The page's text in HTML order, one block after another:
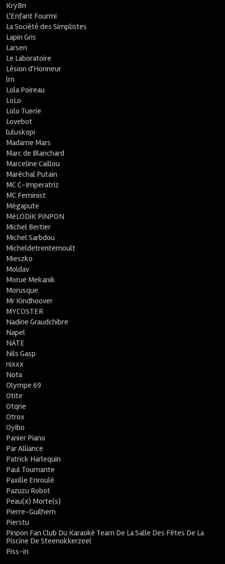
KryBn
L'Enfant Fourmi
La Société des Simplistes
Lapin Gris
Larsen
Le Laboratoire
Lésion d'Honneur
lm
Lola Poireau
LoLo
Lolo Tuerie
Lovebot
luluskopi
Madame Mars
Marc de Blanchard
Marceline Caillou
Maréchal Putain
MC C-Imperatriz
MC Feminist
Mégapute
MéLODiK PiNPON
Michel Bertier
Michel Sarbdou
Micheldetrentemoult
Mieszko
Moldav
Morue Mekanik
Morusque
Mr Kindhoover
MYCOSTER
Nadine Graudchibre
Napel
NATE
Nils Gasp
nixxx
Nota
Olympe 69
Otite
Otqrie
Otrox
Oyibo
Panier Piano
Par Alliance
Patrick Harlequin
Paul Tournante
Paxille Enroulé
Pazuzu Robot
Peau(x) Morte(s)
Pierre-Guilhem
Pierstu
Pinpon Fan Club Du Karaoké Team De La Salle Des Fêtes De La
Piscine De Steenokkerzeel
Piss-in